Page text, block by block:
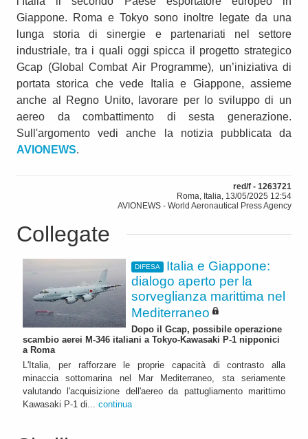
Giappone. Roma e Tokyo sono inoltre legate da una
lunga storia di sinergie e partenariati nel settore
industriale, tra i quali oggi spicca il progetto strategico
Gcap (Global Combat Air Programme), un’iniziativa di
portata storica che vede Italia e Giappone, assieme
anche al Regno Unito, lavorare per lo sviluppo di un
aereo da combattimento di sesta generazione.
Sull'argomento vedi anche la notizia pubblicata da
AVIONEWS.
red/f - 1263721
Roma, Italia, 13/05/2025 12:54
AVIONEWS - World Aeronautical Press Agency
Collegate
DIFESA
Italia e Giappone:
dialogo aperto per la
sorveglianza marittima nel
Mediterraneo
Dopo il Gcap, possibile operazione
scambio aerei M-346 italiani a Tokyo-Kawasaki P-1 nipponici
a Roma
L'Italia, per rafforzare le proprie capacità di contrasto alla
minaccia sottomarina nel Mar Mediterraneo, sta seriamente
valutando l'acquisizione dell'aereo da pattugliamento marittimo
Kawasaki P-1 di... continua